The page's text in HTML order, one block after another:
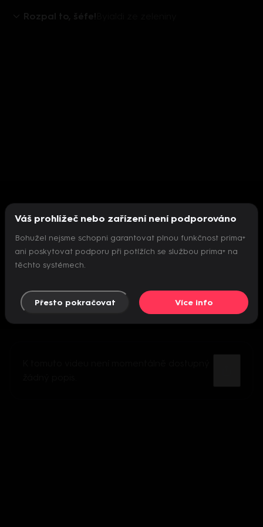
Rozpal to, šéfe!
Nepodařilo se inicializovat přehrávač
Váš prohlížeč nebo zařízení není podporováno
Bohužel nejsme schopni garantovat plnou funkčnost prima+
ani poskytovat podporu při potížích se službou prima+ na
těchto systémech.
Přesto pokračovat Více info